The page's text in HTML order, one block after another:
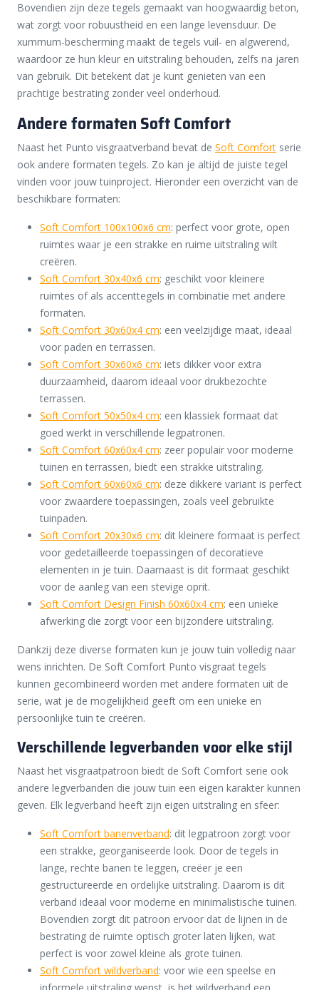
Bovendien zijn deze tegels gemaakt van hoogwaardig beton,
wat zorgt voor robuustheid en een lange levensduur. De
xummum-bescherming maakt de tegels vuil- en algwerend,
waardoor ze hun kleur en uitstraling behouden, zelfs na jaren
van gebruik. Dit betekent dat je kunt genieten van een
prachtige bestrating zonder veel onderhoud.
Andere formaten Soft Comfort
Naast het Punto visgraatverband bevat de Soft Comfort serie
ook andere formaten tegels. Zo kan je altijd de juiste tegel
vinden voor jouw tuinproject. Hieronder een overzicht van de
beschikbare formaten:
Soft Comfort 100x100x6 cm: perfect voor grote, open
ruimtes waar je een strakke en ruime uitstraling wilt
creëren.
Soft Comfort 30x40x6 cm: geschikt voor kleinere
ruimtes of als accenttegels in combinatie met andere
formaten.
Soft Comfort 30x60x4 cm: een veelzijdige maat, ideaal
voor paden en terrassen.
Soft Comfort 30x60x6 cm: iets dikker voor extra
duurzaamheid, daarom ideaal voor drukbezochte
terrassen.
Soft Comfort 50x50x4 cm: een klassiek formaat dat
goed werkt in verschillende legpatronen.
Soft Comfort 60x60x4 cm: zeer populair voor moderne
tuinen en terrassen, biedt een strakke uitstraling.
Soft Comfort 60x60x6 cm: deze dikkere variant is perfect
voor zwaardere toepassingen, zoals veel gebruikte
tuinpaden.
Soft Comfort 20x30x6 cm: dit kleinere formaat is perfect
voor gedetailleerde toepassingen of decoratieve
elementen in je tuin. Daarnaast is dit formaat geschikt
voor de aanleg van een stevige oprit.
Soft Comfort Design Finish 60x60x4 cm: een unieke
afwerking die zorgt voor een bijzondere uitstraling.
Dankzij deze diverse formaten kun je jouw tuin volledig naar
wens inrichten. De Soft Comfort Punto visgraat tegels
kunnen gecombineerd worden met andere formaten uit de
serie, wat je de mogelijkheid geeft om een unieke en
persoonlijke tuin te creëren.
Verschillende legverbanden voor elke stijl
Naast het visgraatpatroon biedt de Soft Comfort serie ook
andere legverbanden die jouw tuin een eigen karakter kunnen
geven. Elk legverband heeft zijn eigen uitstraling en sfeer:
Soft Comfort banenverband: dit legpatroon zorgt voor
een strakke, georganiseerde look. Door de tegels in
lange, rechte banen te leggen, creëer je een
gestructureerde en ordelijke uitstraling. Daarom is dit
verband ideaal voor moderne en minimalistische tuinen.
Bovendien zorgt dit patroon ervoor dat de lijnen in de
bestrating de ruimte optisch groter laten lijken, wat
perfect is voor zowel kleine als grote tuinen.
Soft Comfort wildverband: voor wie een speelse en